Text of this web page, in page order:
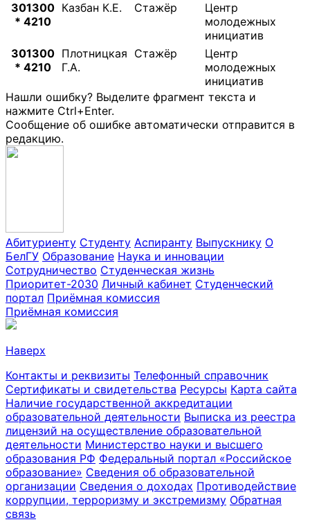
301300
* 4210
Казбан К.Е. Стажёр
Центр
молодежных
инициатив
301300
* 4210
Плотницкая
Г.А.
Стажёр
Центр
молодежных
инициатив
Нашли ошибку? Выделите фрагмент текста и
нажмите Ctrl+Enter.
Сообщение об ошибке автоматически отправится в
редакцию.
Абитуриенту Студенту Аспиранту Выпускнику О
БелГУ Образование Наука и инновации
Сотрудничество Студенческая жизнь
Приоритет-2030 Личный кабинет Студенческий
портал Приёмная комиссия
Приёмная комиссия
Наверх
Контакты и реквизиты Телефонный справочник
Сертификаты и свидетельства Ресурсы Карта сайта
Наличие государственной аккредитации
образовательной деятельности Выписка из реестра
лицензий на осуществление образовательной
деятельности Министерствo науки и высшего
образования РФ Федеральный портал «Российское
образование» Сведения об образовательной
организации Сведения о доходах Противодействие
коррупции, терроризму и экстремизму Обратная
связь